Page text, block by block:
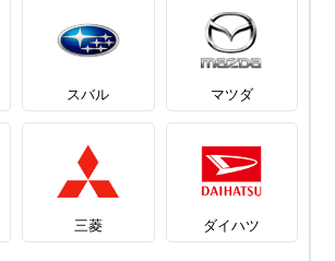
スバル マツダ
三菱 ダイハツ